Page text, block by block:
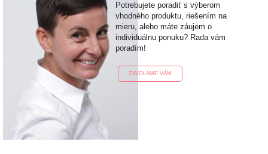
Potrebujete poradiť s výberom
vhodného produktu, riešením na
mieru, alebo máte záujem o
individuálnu ponuku? Rada vám
poradím!
ZAVOLÁME VÁM